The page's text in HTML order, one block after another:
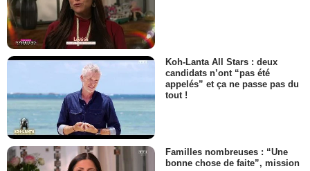
Koh-Lanta All Stars : deux
candidats n’ont “pas été
appelés” et ça ne passe pas du
tout !
Familles nombreuses : “Une
bonne chose de faite”, mission